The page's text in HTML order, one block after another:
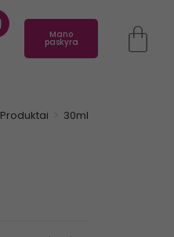
Mano
paskyra
Produktai 30ml